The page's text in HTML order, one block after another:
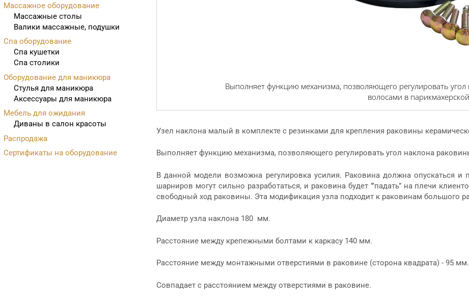
Выполняет функцию механизма, позволяющего регулировать
волосами в парикмахерской
Узел наклона малый в комплекте с резинками для крепления раковины
Выполняет функцию механизма, позволяющего регулировать угол наклона
В данной модели возможна регулировка усилия. Раковина должна опускаться
шарниров могут сильно разработаться, и раковина будет ”'падать” на плечи
свободный ход раковины. Эта модификация узла подходит к раковинам большого
Диаметр узла наклона 180 мм.
Расстояние между крепежными болтами к каркасу 140 мм.
Расстояние между монтажными отверстиями в раковине (сторона квадрата) - 95 мм.
Совпадает с расстоянием между отверстиями в раковине.
Массажное оборудование
Массажные столы
Валики массажные, подушки
Спа оборудование
Спа кушетки
Спа столики
Оборудование для маникюра
Стулья для маникюра
Аксессуары для маникюра
Мебель для ожидания
Диваны в салон красоты
Распродажа
Сертификаты на оборудование